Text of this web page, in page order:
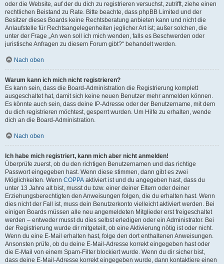
oder die Website, auf der du dich zu registrieren versuchst, zutrifft, ziehe einen
rechtlichen Beistand zu Rate. Bitte beachte, dass phpBB Limited und der
Besitzer dieses Boards keine Rechtsberatung anbieten kann und nicht die
Anlaufstelle für Rechtsangelegenheiten jeglicher Art ist; außer solchen, die
unter der Frage „An wen soll ich mich wenden, falls es Beschwerden oder
juristische Anfragen zu diesem Forum gibt?“ behandelt werden.
Nach oben
Warum kann ich mich nicht registrieren?
Es kann sein, dass die Board-Administration die Registrierung komplett
ausgeschaltet hat, damit sich keine neuen Benutzer mehr anmelden können.
Es könnte auch sein, dass deine IP-Adresse oder der Benutzername, mit dem
du dich registrieren möchtest, gesperrt wurden. Um Hilfe zu erhalten, wende
dich an die Board-Administration.
Nach oben
Ich habe mich registriert, kann mich aber nicht anmelden!
Überprüfe zuerst, ob du den richtigen Benutzernamen und das richtige
Passwort eingegeben hast. Wenn diese stimmen, dann gibt es zwei
Möglichkeiten. Wenn COPPA aktiviert ist und du angegeben hast, dass du
unter 13 Jahre alt bist, musst du bzw. einer deiner Eltern oder deiner
Erziehungsberechtigten den Anweisungen folgen, die du erhalten hast. Wenn
dies nicht der Fall ist, muss dein Benutzerkonto vielleicht aktiviert werden. Bei
einigen Boards müssen alle neu angemeldeten Mitglieder erst freigeschaltet
werden – entweder musst du dies selbst erledigen oder ein Administrator. Bei
der Registrierung wurde dir mitgeteilt, ob eine Aktivierung nötig ist oder nicht.
Wenn du eine E-Mail erhalten hast, folge den dort enthaltenen Anweisungen.
Ansonsten prüfe, ob du deine E-Mail-Adresse korrekt eingegeben hast oder
die E-Mail von einem Spam-Filter blockiert wurde. Wenn du dir sicher bist,
dass deine E-Mail-Adresse korrekt eingegeben wurde, dann kontaktiere einen